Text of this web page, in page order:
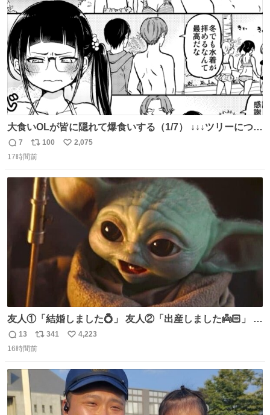
数
大食いOLが皆に隠れて爆食いする（1/7） ↓↓↓ツリーにつづ
く！
返
信
7
リ
ポ
ト
数
100
い
2,075
17時間前
友人①「結婚しました💍」 友人②「出産しました👼🏻」 友
人③「マイホーム建てました🏡」 私「パトゥ」
返
信
13
リ
ポ
数
341
い
数
4,223
16時間前